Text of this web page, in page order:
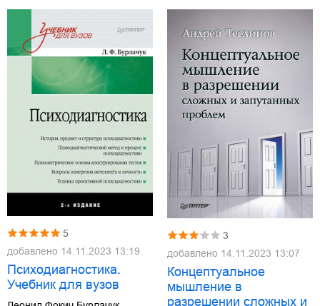
5
добавлено 14.11.2023 13:19
Психодиагностика.
Учебник для вузов
3
добавлено 14.11.2023 13:07
Концептуальное
мышление в
разрешении сложных и